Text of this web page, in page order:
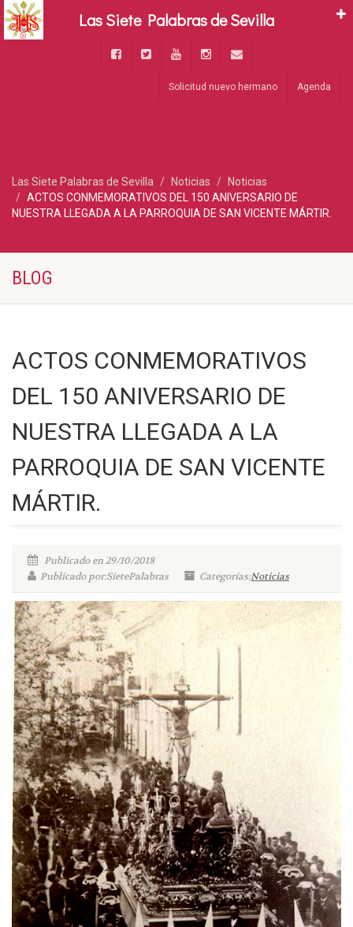
Solicitud nuevo hermano Agenda
Las Siete Palabras de Sevilla Noticias
Noticias
ACTOS CONMEMORATIVOS DEL 150 ANIVERSARIO DE
NUESTRA LLEGADA A LA PARROQUIA DE SAN VICENTE MÁRTIR.
BLOG
ACTOS CONMEMORATIVOS
DEL 150 ANIVERSARIO DE
NUESTRA LLEGADA A LA
PARROQUIA DE SAN VICENTE
MÁRTIR.
Publicado en 29/10/2018
Publicado por:SietePalabras
Categorías:Noticias
Las Siete Palabras de Sevilla